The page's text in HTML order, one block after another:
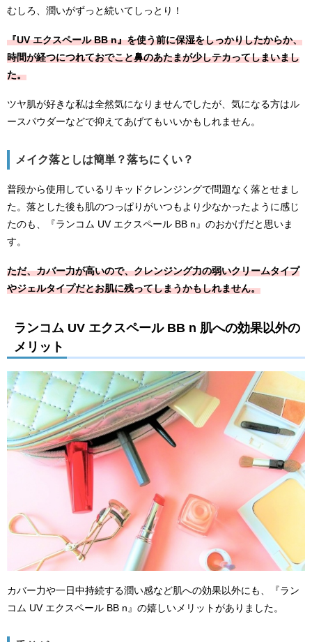
むしろ、潤いがずっと続いてしっとり！
『UV エクスペール BB n』を使う前に保湿をしっかりしたからか、
時間が経つにつれておでこと鼻のあたまが少しテカってしまいまし
た。
ツヤ肌が好きな私は全然気になりませんでしたが、気になる方はル
ースパウダーなどで抑えてあげてもいいかもしれません。
メイク落としは簡単？落ちにくい？
普段から使用しているリキッドクレンジングで問題なく落とせまし
た。落とした後も肌のつっぱりがいつもより少なかったように感じ
たのも、『ランコム UV エクスペール BB n』のおかげだと思いま
す。
ただ、カバー力が高いので、クレンジング力の弱いクリームタイプ
やジェルタイプだとお肌に残ってしまうかもしれません。
ランコム UV エクスペール BB n 肌への効果以外の
メリット
カバー力や一日中持続する潤い感など肌への効果以外にも、『ラン
コム UV エクスペール BB n』の嬉しいメリットがありました。